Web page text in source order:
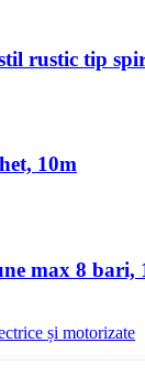
rustic tip
10m
max 8
și motorizate